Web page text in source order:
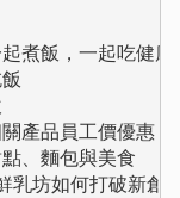
煮飯，一起吃健康
產品員工價優惠
、麵包與美食
乳坊如何打破新創